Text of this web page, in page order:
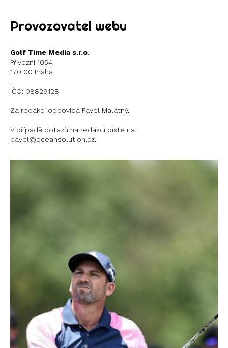
Provozovatel webu
Golf Time Media s.r.o.
Přívozní 1054
170 00 Praha
.
IČO: 08829128
Za redakci odpovídá Pavel Malátný.
V případě dotazů na redakci pište na
pavel@oceansolution.cz.